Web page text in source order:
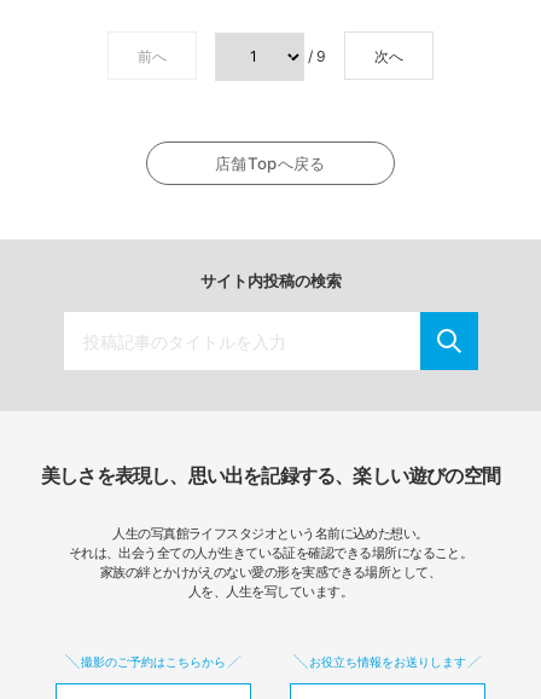
前へ / 9 次へ
店舗Topへ戻る
サイト内投稿の検索
美しさを表現し、思い出を記録する、楽しい遊びの空間
人生の写真館ライフスタジオという名前に込めた想い。
それは、出会う全ての人が生きている証を確認できる場所になること。
家族の絆とかけがえのない愛の形を実感できる場所として、
人を、人生を写しています。
撮影のご予約はこちらから お役立ち情報をお送りします